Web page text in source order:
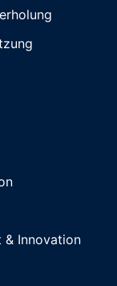
& Innovation